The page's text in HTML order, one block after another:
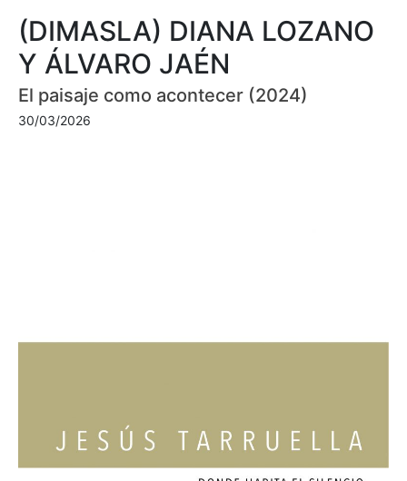
(DIMASLA) DIANA LOZANO
Y ÁLVARO JAÉN
El paisaje como acontecer (2024)
30/03/2026